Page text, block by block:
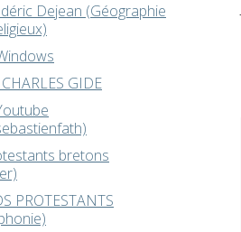
Dejean (Géographie
GIDE
bretons
PROTESTANTS